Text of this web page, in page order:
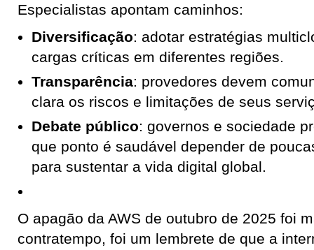
Especialistas apontam caminhos:
Diversificação: adotar estratégias
cargas críticas em diferentes regiões.
Transparência: provedores devem
clara os riscos e limitações de seus
Debate público: governos e sociedade
que ponto é saudável depender de
para sustentar a vida digital global.
O apagão da AWS de outubro de 2025 foi
contratempo, foi um lembrete de que a